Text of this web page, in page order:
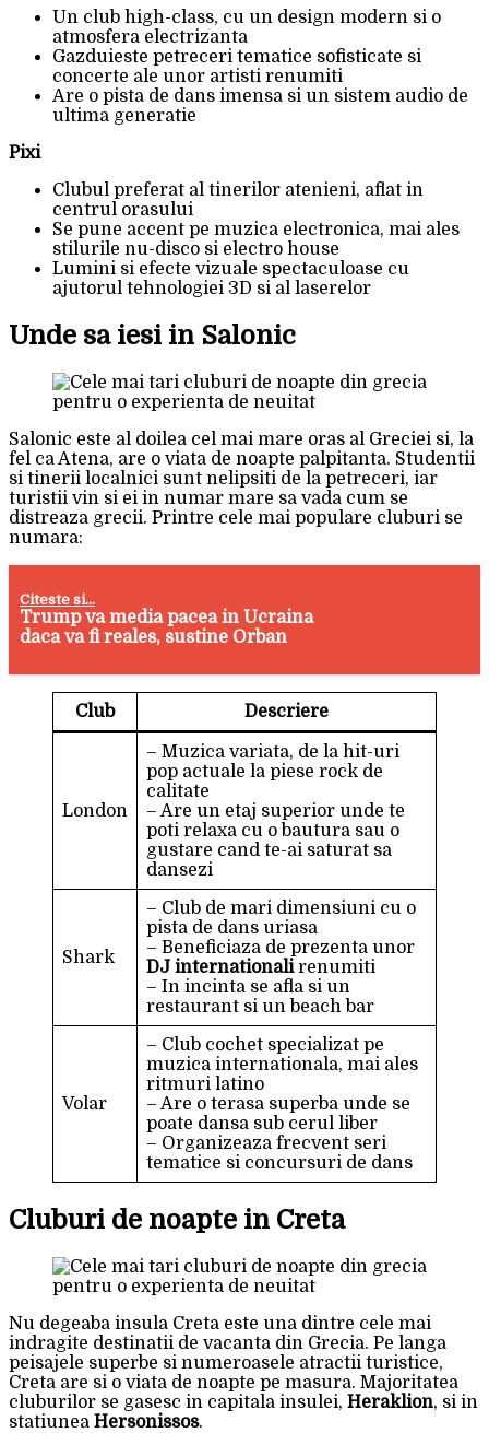
Un club high-class, cu un design modern si o
atmosfera electrizanta
Gazduieste petreceri tematice sofisticate si
concerte ale unor artisti renumiti
Are o pista de dans imensa si un sistem audio de
ultima generatie
Pixi
Clubul preferat al tinerilor atenieni, aflat in
centrul orasului
Se pune accent pe muzica electronica, mai ales
stilurile nu-disco si electro house
Lumini si efecte vizuale spectaculoase cu
ajutorul tehnologiei 3D si al laserelor
Unde sa iesi in Salonic
Salonic este al doilea cel mai mare oras al Greciei si, la
fel ca Atena, are o viata de noapte palpitanta. Studentii
si tinerii localnici sunt nelipsiti de la petreceri, iar
turistii vin si ei in numar mare sa vada cum se
distreaza grecii. Printre cele mai populare cluburi se
numara:
Citeste si...
Trump va media pacea in Ucraina
daca va fi reales, sustine Orban
Club Descriere
London
– Muzica variata, de la hit-uri
pop actuale la piese rock de
calitate
– Are un etaj superior unde te
poti relaxa cu o bautura sau o
gustare cand te-ai saturat sa
dansezi
Shark
– Club de mari dimensiuni cu o
pista de dans uriasa
– Beneficiaza de prezenta unor
DJ internationalirenumiti
– In incinta se afla si un
restaurant si un beach bar
Volar
– Club cochet specializat pe
muzica internationala, mai ales
ritmuri latino
– Are o terasa superba unde se
poate dansa sub cerul liber
– Organizeaza frecvent seri
tematice si concursuri de dans
Cluburi de noapte in Creta
Nu degeaba insula Creta este una dintre cele mai
indragite destinatii de vacanta din Grecia. Pe langa
peisajele superbe si numeroasele atractii turistice,
Creta are si o viata de noapte pe masura. Majoritatea
cluburilor se gasesc in capitala insulei, Heraklion, si in
statiunea Hersonissos.